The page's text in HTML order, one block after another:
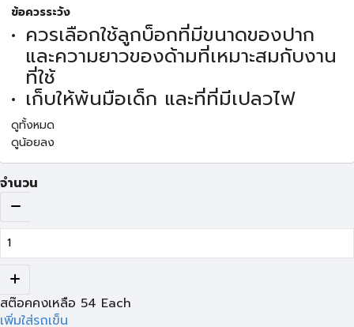
ข้อควรระวัง
ควรเลือกใช้ลูกบ็อกที่มีขนาดของปาก
และความยาวของด้ามที่เหมาะสมกับงาน
ที่ใช้
เก็บให้พ้นมือเด็ก และที่ที่มีเปลวไฟ
ดูทั้งหมด
ดูน้อยลง
จำนวน
สต๊อคคงเหลือ 54 Each
เพิ่มใส่รถเข็น